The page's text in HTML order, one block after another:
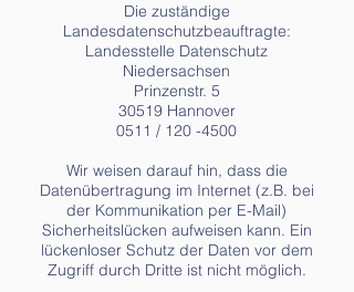
Die zuständige
Landesdatenschutzbeauftragte:
Landesstelle Datenschutz
Niedersachsen
Prinzenstr. 5
30519 Hannover
0511 / 120 -4500
Wir weisen darauf hin, dass die
Datenübertragung im Internet (z.B. bei
der Kommunikation per E-Mail)
Sicherheitslücken aufweisen kann. Ein
lückenloser Schutz der Daten vor dem
Zugriff durch Dritte ist nicht möglich.